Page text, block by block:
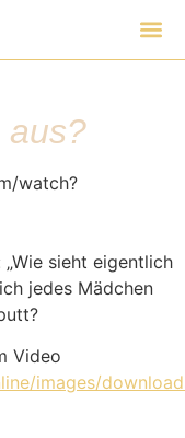
aus?
watch?
sieht eigentlich
jedes Mädchen
Video
images/